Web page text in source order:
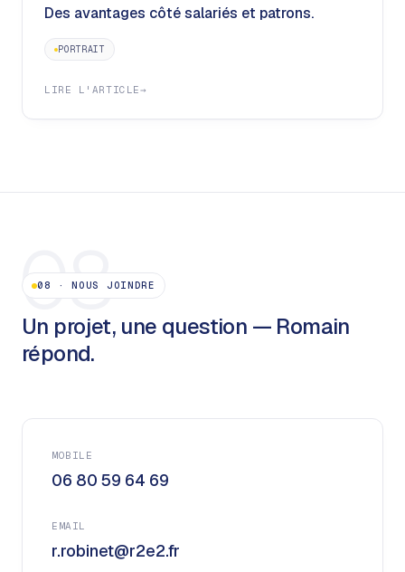
Des avantages côté salariés et patrons.
PORTRAIT
LIRE L'ARTICLE→
08
08 ·NOUS JOINDRE
Un projet, une question — Romain
répond.
MOBILE
06 80 59 64 69
EMAIL
r.robinet@r2e2.fr